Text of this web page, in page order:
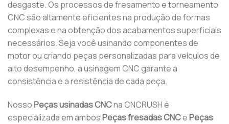
desgaste. Os processos de fresamento e torneamento
CNC são altamente eficientes na produção de formas
complexas e na obtenção dos acabamentos superficiais
necessários. Seja você usinando componentes de
motor ou criando peças personalizadas para veículos de
alto desempenho, a usinagem CNC garante a
consistência e a resistência de cada peça.
NossoPeças usinadas CNCna CNCRUSH é
especializada em ambosPeças fresadas CNCePeças